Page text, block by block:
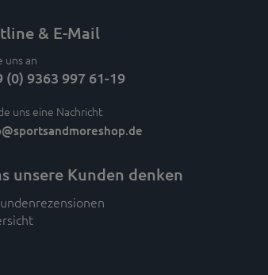
& E-Mail
uns an
(0) 9363 997 61-19
uns eine Nachricht
@sportsandmoreshop.de
unsere Kunden denken